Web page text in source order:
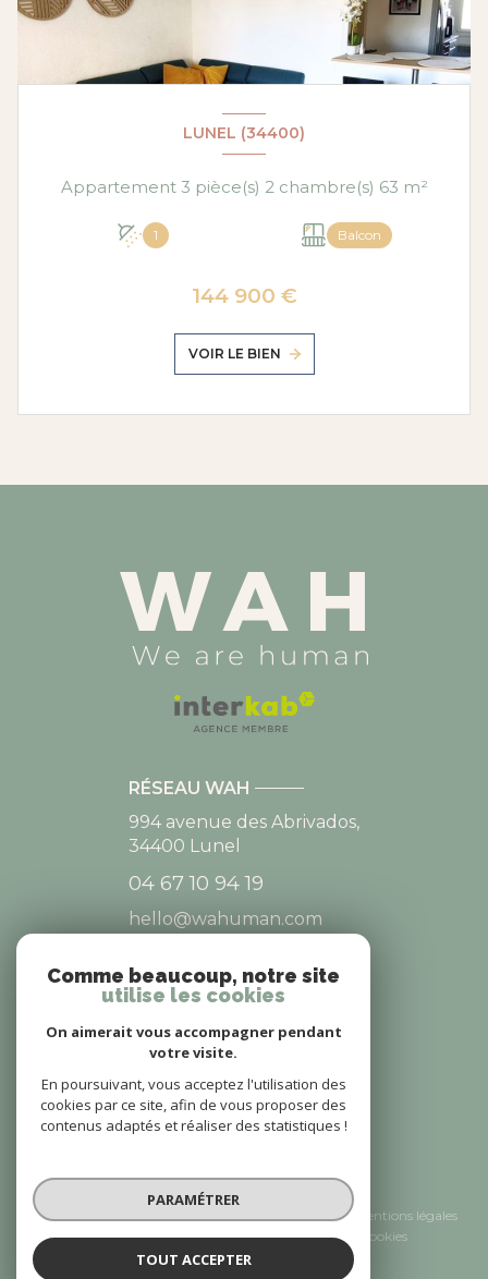
LUNEL (34400)
Appartement 3 pièce(s) 2 chambre(s) 63 m²
1 Balcon
144 900 €
VOIR LE BIEN
RÉSEAU WAH
994 avenue des Abrivados,
34400 Lunel
04 67 10 94 19
hello@wahuman.com
NOS RÉSEAUX
NOUS SUIVRE
Nos honoraires
Nos partenaires
Mentions légales
Admin
Politique RGPD Cookies
Comme beaucoup, notre site
utilise les cookies
On aimerait vous accompagner pendant
votre visite.
En poursuivant, vous acceptez l'utilisation des
cookies par ce site, afin de vous proposer des
contenus adaptés et réaliser des statistiques !
PARAMÉTRER
TOUT ACCEPTER